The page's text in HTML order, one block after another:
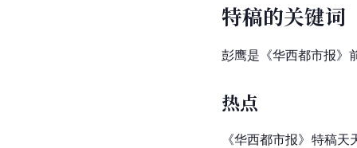
特稿的关键词
彭鹰是《华西都市报》
热点
《华西都市报》特稿